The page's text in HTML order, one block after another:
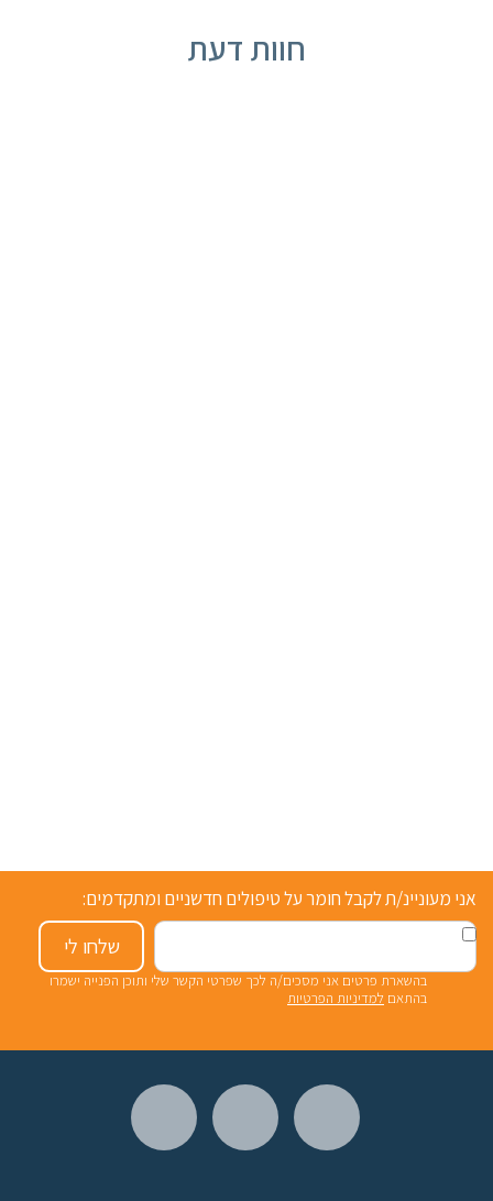
חוות דעת
אני מעוניינ/ת לקבל חומר על טיפולים חדשניים ומתקדמים:
שלחו לי
בהשארת פרטים אני מסכים/ה לכך שפרטי הקשר שלי ותוכן הפנייה ישמרו
בהתאם למדיניות הפרטיות